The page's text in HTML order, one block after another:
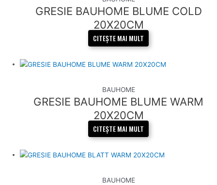
GRESIE BAUHOME BLUME COLD
20X20CM
CITEȘTE MAI MULT
BAUHOME
GRESIE BAUHOME BLUME WARM
20X20CM
CITEȘTE MAI MULT
BAUHOME